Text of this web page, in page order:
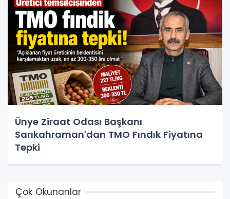
Ünye Ziraat Odası Başkanı
Sarıkahraman'dan TMO Fındık Fiyatına
Tepki
Çok Okunanlar